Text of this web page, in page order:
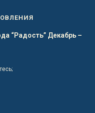
“Радость” Декабрь –